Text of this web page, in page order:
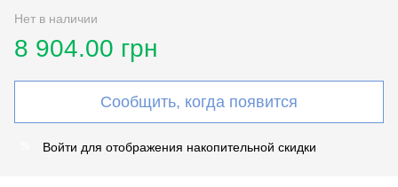
Нет в наличии
8 904.00 грн
Сообщить, когда появится
Войти для отображения накопительной скидки